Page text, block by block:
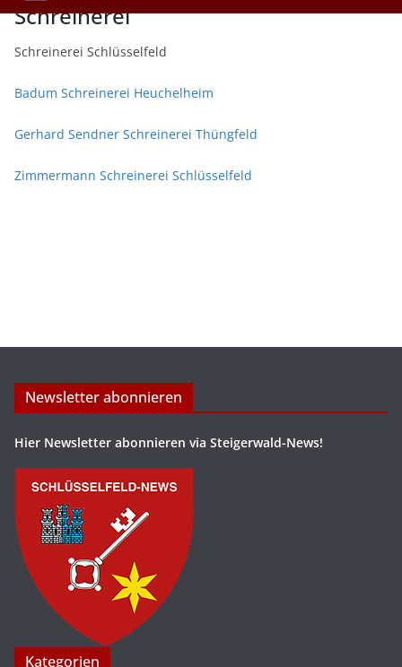
Schreinerei
Schreinerei Schlüsselfeld
Badum Schreinerei Heuchelheim
Gerhard Sendner Schreinerei Thüngfeld
Zimmermann Schreinerei Schlüsselfeld
Newsletter abonnieren
Hier Newsletter abonnieren via Steigerwald-News!
Kategorien